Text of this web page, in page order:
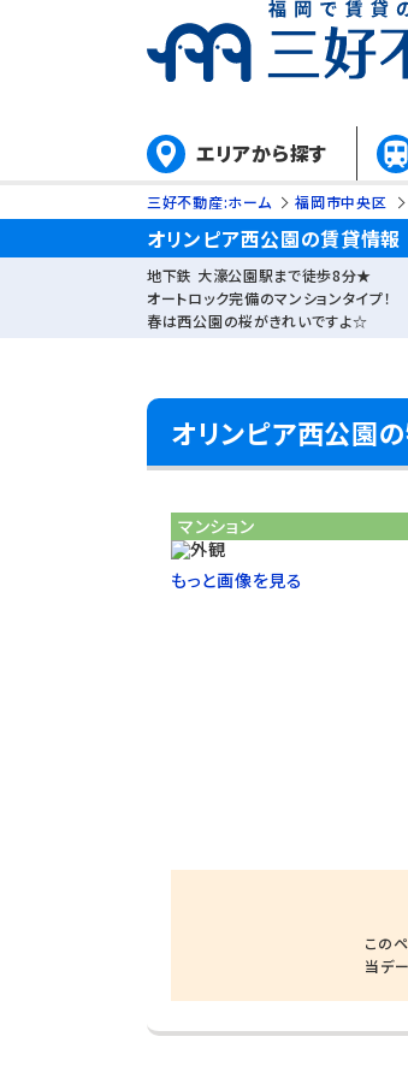
エリアから探す
三好不動産:ホーム 福岡市中央区
オリンピア西公園の賃貸情報
地下鉄 大濠公園駅まで徒歩8分★
オートロック完備のマンションタイプ！
春は西公園の桜がきれいですよ☆
オリンピア西公園
マンション
もっと画像を見る
この
当デ